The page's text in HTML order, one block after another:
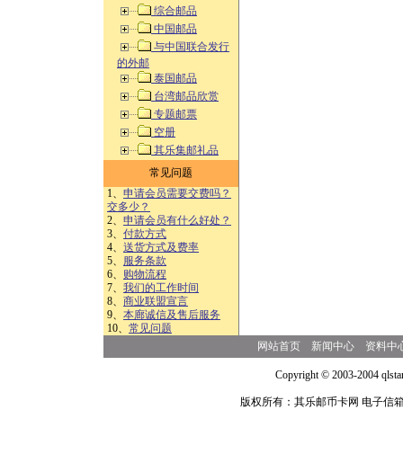
综合邮品
中国邮品
与中国联合发行
的外邮
泰国邮品
台湾邮品欣赏
专题邮票
空册
其乐集邮礼品
常见问题
1、 申请会员需要交费吗？
交多少？
2、 申请会员有什么好处？
3、 付款方式
4、 送货方式及费率
5、 服务条款
6、 购物流程
7、 我们的工作时间
8、 商业联盟宣言
9、 本廊诚信及售后服务
10、 常见问题
网站首页 新闻中心 资料中
Copyright © 2003-2004
版权所有：其乐邮币卡网 电子信